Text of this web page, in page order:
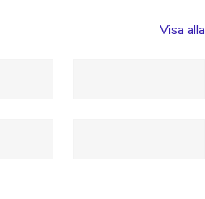
Visa alla